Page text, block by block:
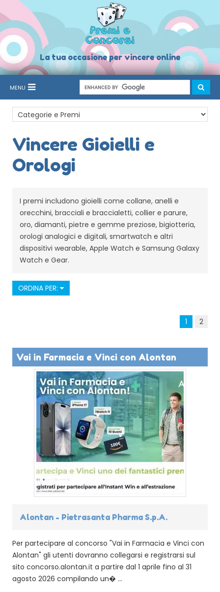
La tua occasione per vincere online
MENU
Vincere Gioielli e
Orologi
I premi includono gioielli come collane, anelli e
orecchini, bracciali e braccialetti, collier e parure,
oro, diamanti, pietre e gemme preziose, bigiotteria,
orologi analogici e digitali, smartwatch e altri
dispositivi wearable, Apple Watch e Samsung Galaxy
Watch e Gear.
ORDINA PER:
1 2
Vai in Farmacia e Vinci con Alontan
Alontan - Pietrasanta Pharma S.p.A.
Per partecipare al concorso "Vai in Farmacia e Vinci con
Alontan" gli utenti dovranno collegarsi e registrarsi sul
sito concorso.alontan.it a partire dal 1 aprile fino al 31
agosto 2026 compilando un� ...